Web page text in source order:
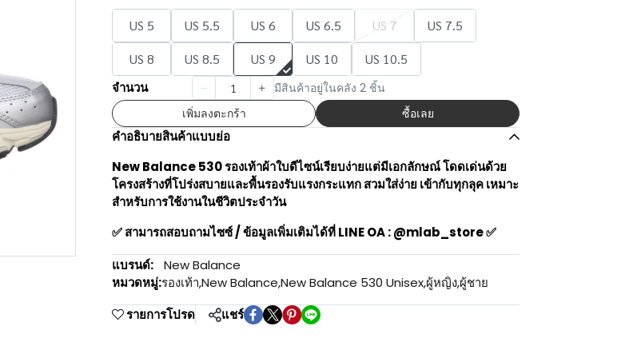
US 5 US 5.5 US 6 US 6.5 US 7
US 7.5
US 8
US 8.5 US 9 US 10
US 10.5
จำนวน
มีสินค้าอยู่ในคลัง 2 ชิ้น
เพิ่มลงตะกร้า
ซื้อเลย
คำอธิบายสินค้าแบบย่อ
New Balance 530 รองเท้าผ้าใบดีไซน์เรียบง่ายแต่มีเอกลักษณ์ โดดเด่นด้วย
โครงสร้างที่โปร่งสบายและพื้นรองรับแรงกระแทก สวมใส่ง่าย เข้ากับทุกลุค เหมาะ
สำหรับการใช้งานในชีวิตประจำวัน
✅ สามารถสอบถามไซซ์ / ข้อมูลเพิ่มเติมได้ที่ LINE OA : @mlab_store ✅
แบรนด์:
New Balance
หมวดหมู่:รองเท้า,New Balance,New Balance 530 Unisex,ผู้หญิง,ผู้ชาย
รายการโปรด
แชร์